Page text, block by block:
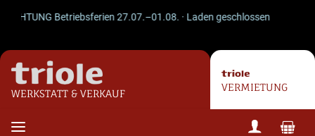
Betriebsferien 27.07.–01.08. · Laden geschlossen · Versand läuft
WERKSTATT & VERKAUF
VERMIETUNG